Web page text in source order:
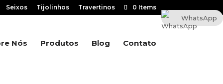
Seixos Tijolinhos Travertinos 0 Items
Nós Produtos Blog Contato
WhatsApp